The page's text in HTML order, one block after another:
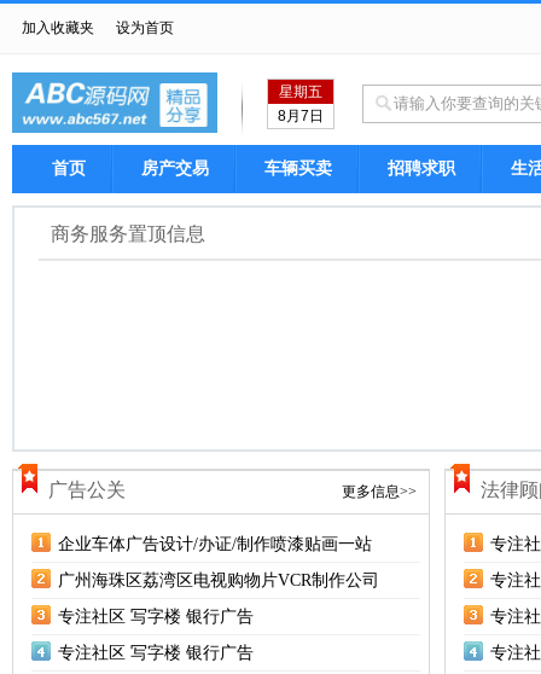
加入收藏夹 设为首页
星期五
8月7日
首页 房产交易 车辆买卖 招聘求职 生
商务服务置顶信息
广告公关 更多信息>>
企业车体广告设计/办证/制作喷漆贴画一站
广州海珠区荔湾区电视购物片VCR制作公司
专注社区 写字楼 银行广告
专注社区 写字楼 银行广告
法律
专注
专注
专注
专注